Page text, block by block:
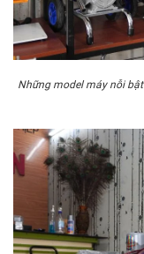
Những model máy nỗi